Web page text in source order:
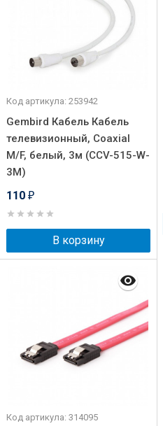
Код артикула: 253942
Gembird Кабель Кабель
телевизионный, Coaxial
M/F, белый, 3м (CCV-515-W-
3M)
110 ₽
В корзину
Код артикула: 314095